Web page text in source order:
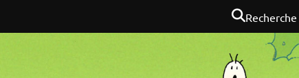
Recherche